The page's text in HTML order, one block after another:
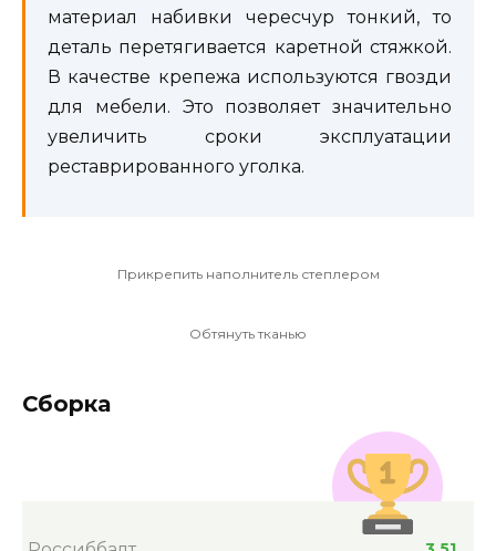
материал набивки чересчур тонкий, то
деталь перетягивается каретной стяжкой.
В качестве крепежа используются гвозди
для мебели. Это позволяет значительно
увеличить сроки эксплуатации
реставрированного уголка.
Прикрепить наполнитель степлером
Обтянуть тканью
Сборка